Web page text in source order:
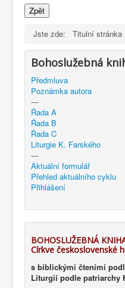
Zpět
Jste zde: Titulní stránka
Bohoslužebná
Předmluva
Poznámka autora
---
Řada A
Řada B
Řada C
Liturgie K. Farského
---
Aktuální formulář
Přehled aktuálního cyklu
Přihlášení
BOHOSLUŽEBNÁ
Církve československé
s biblickými čteními
Liturgií podle patriarchy